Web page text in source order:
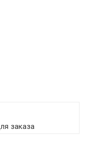
заказа